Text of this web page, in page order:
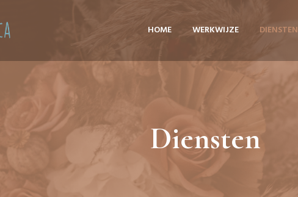
HOME WERKWIJZE DIENSTEN
Diensten